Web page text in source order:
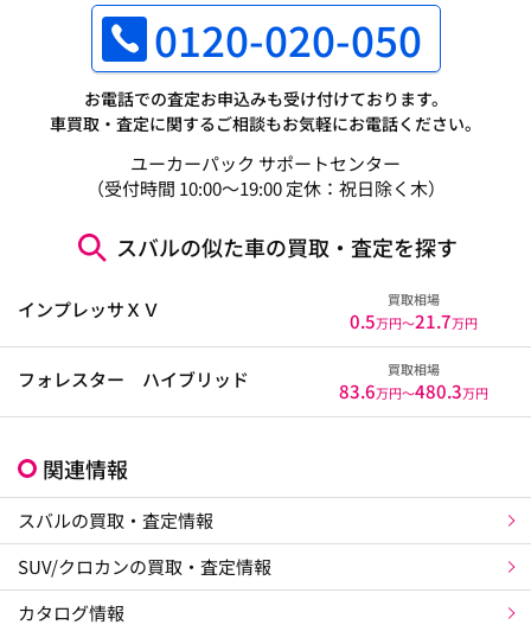
0120-020-050
お電話での査定お申込みも受け付けております。
車買取・査定に関するご相談もお気軽にお電話ください。
ユーカーパック サポートセンター
（受付時間 10:00～19:00 定休：祝日除く木）
スバルの似た車の買取・査定を探す
インプレッサＸＶ 買取相場
0.5万円〜21.7万円
フォレスター ハイブリッド 買取相場
83.6万円〜480.3万円
関連情報
スバルの買取・査定情報
SUV/クロカンの買取・査定情報
カタログ情報